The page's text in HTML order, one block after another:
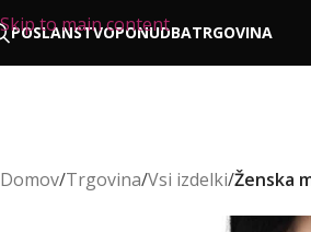
Skip to main content
POSLANSTVOPONUDBATRGOVINA
Domov/Trgovina/Vsi izdelki/Ženska